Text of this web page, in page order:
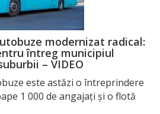
modernizat radical:
întreg municipiul
– VIDEO
este astăzi o întreprindere
1 000 de angajați și o flotă